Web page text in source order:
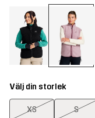
Välj din storlek
XS S